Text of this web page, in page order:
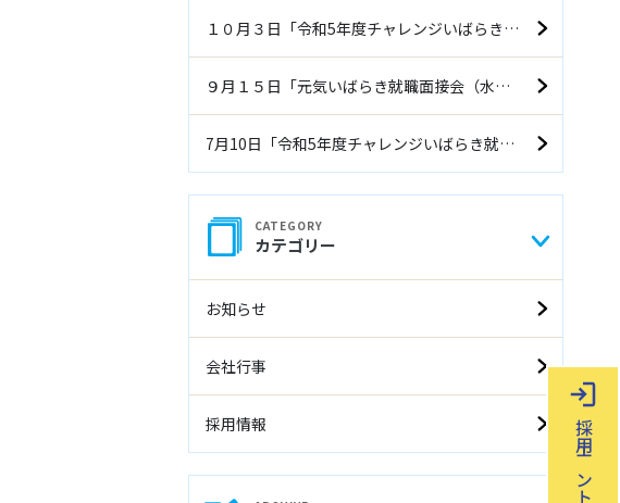
１０月３日「令和5年度チャレンジいばらき就職フェア（後期）」に参加します
９月１５日「元気いばらき就職面接会（水戸会場）」に参加します
7月10日「令和5年度チャレンジいばらき就職面接会（前期）」に参加します
カテゴリー
お知らせ
会社行事
採用情報